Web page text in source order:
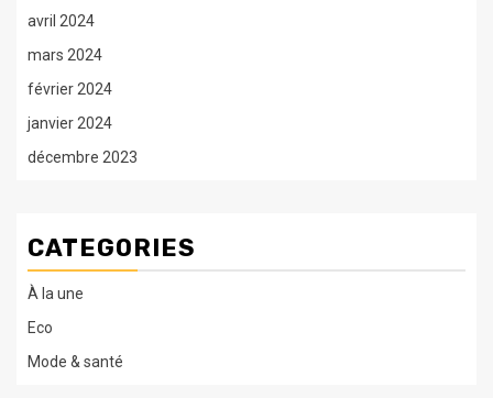
avril 2024
mars 2024
février 2024
janvier 2024
décembre 2023
CATEGORIES
À la une
Eco
Mode & santé